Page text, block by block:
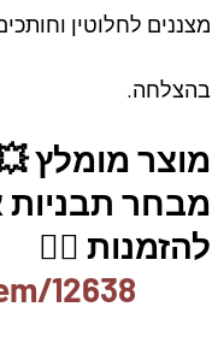
מצננים לחלוטין
בהצלחה.
מוצר מומלץ
מבחר תבניות
להזמנות 👇🏼
12638